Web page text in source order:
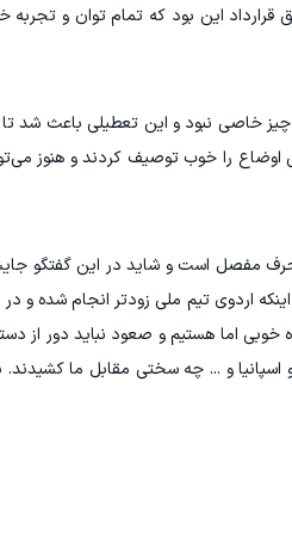
این بود که تمام توان و تجربه
چیز خاصی نبود و این تعطیلی باعث شد
را خوب توصیف کردند و هنوز
مفصل است و شاید در این گفتگو
اردوی تیم ملی زودتر انجام شده و
اما هستیم و صعود نباید دور از
اسپانیا و ... چه سختی مقابل ما